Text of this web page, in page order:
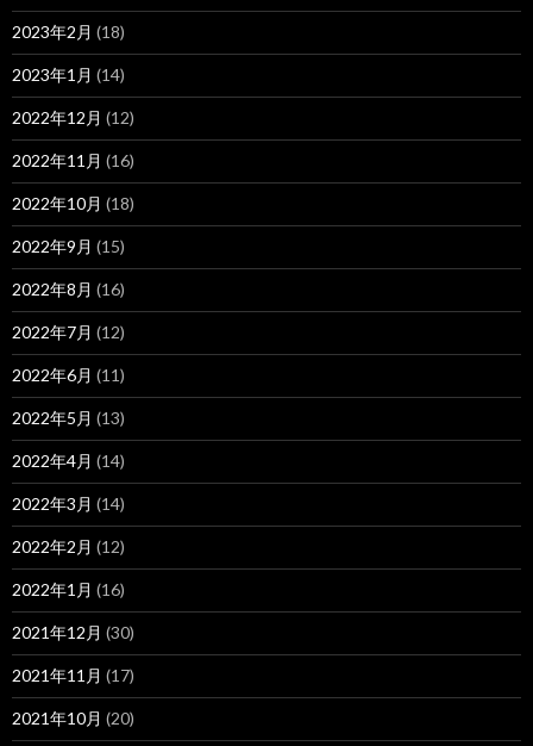
2023年2月 (18)
2023年1月 (14)
2022年12月 (12)
2022年11月 (16)
2022年10月 (18)
2022年9月 (15)
2022年8月 (16)
2022年7月 (12)
2022年6月 (11)
2022年5月 (13)
2022年4月 (14)
2022年3月 (14)
2022年2月 (12)
2022年1月 (16)
2021年12月 (30)
2021年11月 (17)
2021年10月 (20)